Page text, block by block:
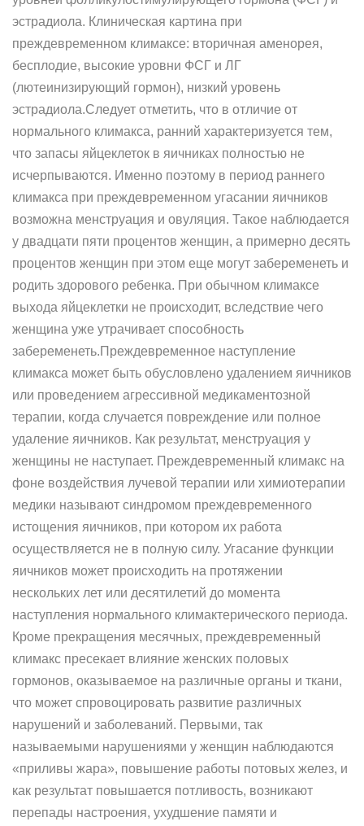
эстрадиола. Клиническая картина при
преждевременном климаксе: вторичная аменорея,
бесплодие, высокие уровни ФСГ и ЛГ
(лютеинизирующий гормон), низкий уровень
эстрадиола.Следует отметить, что в отличие от
нормального климакса, ранний характеризуется тем,
что запасы яйцеклеток в яичниках полностью не
исчерпываются. Именно поэтому в период раннего
климакса при преждевременном угасании яичников
возможна менструация и овуляция. Такое наблюдается
у двадцати пяти процентов женщин, а примерно десять
процентов женщин при этом еще могут забеременеть и
родить здорового ребенка. При обычном климаксе
выхода яйцеклетки не происходит, вследствие чего
женщина уже утрачивает способность
забеременеть.Преждевременное наступление
климакса может быть обусловлено удалением яичников
или проведением агрессивной медикаментозной
терапии, когда случается повреждение или полное
удаление яичников. Как результат, менструация у
женщины не наступает. Преждевременный климакс на
фоне воздействия лучевой терапии или химиотерапии
медики называют синдромом преждевременного
истощения яичников, при котором их работа
осуществляется не в полную силу. Угасание функции
яичников может происходить на протяжении
нескольких лет или десятилетий до момента
наступления нормального климактерического периода.
Кроме прекращения месячных, преждевременный
климакс пресекает влияние женских половых
гормонов, оказываемое на различные органы и ткани,
что может спровоцировать развитие различных
нарушений и заболеваний. Первыми, так
называемыми нарушениями у женщин наблюдаются
«приливы жара», повышение работы потовых желез, и
как результат повышается потливость, возникают
перепады настроения, ухудшение памяти и